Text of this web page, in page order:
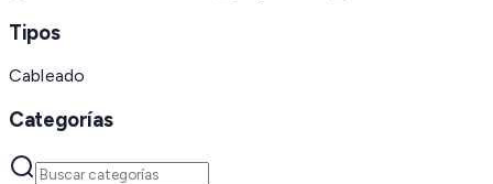
Tipos
Cableado
Categorías